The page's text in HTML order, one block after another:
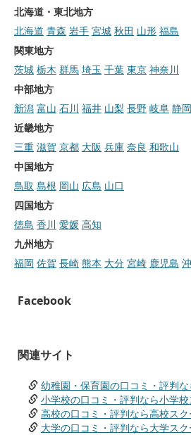
北海道・東北地方
北海道 青森 岩手 宮城 秋田 山形 福島
関東地方
茨城 栃木 群馬 埼玉 千葉 東京 神奈川
中部地方
新潟 富山 石川 福井 山梨 長野 岐阜 静岡
近畿地方
三重 滋賀 京都 大阪 兵庫 奈良 和歌山
中国地方
鳥取 島根 岡山 広島 山口
四国地方
徳島 香川 愛媛 高知
九州地方
福岡 佐賀 長崎 熊本 大分 宮崎 鹿児島
Facebook
関連サイト
幼稚園・保育園の口コミ・評判
小学校の口コミ・評判なら小学
高校の口コミ・評判なら高校ス
大学の口コミ・評判なら大学ス